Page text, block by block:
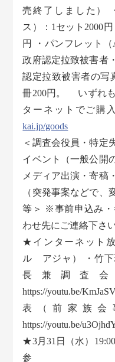
売終了しました）
ス）：1セット2000
円 ・パンフレット
政府認定拉致被害者
認定拉致被害者の写
冊200円。 いずれ
ターネットでご購
kai.jp/goods
＜調査会役員・特定
イベント（一般公開
メディア出演・寄稿
（突発事案などで、
等＞ ※事前申込み・
わせ先にご連絡下さい
★インターネット
ル アジャ） ・竹下
長兼調査
https://youtu.be/
表（前家族会
https://youtu.be/
★3月31日（水）